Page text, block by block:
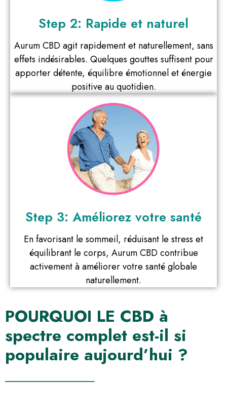
Step 2: Rapide et naturel
Aurum CBD agit rapidement et naturellement, sans
effets indésirables. Quelques gouttes suffisent pour
apporter détente, équilibre émotionnel et énergie
positive au quotidien.
Step 3: Améliorez votre santé
En favorisant le sommeil, réduisant le stress et
équilibrant le corps, Aurum CBD contribue
activement à améliorer votre santé globale
naturellement.
POURQUOI LE CBD à
spectre complet est-il si
populaire aujourd’hui ?
───────────